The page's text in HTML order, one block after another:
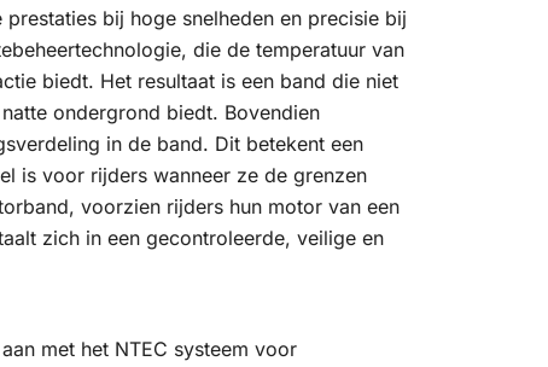
bij hoge snelheden en precisie bij
die de temperatuur van
biedt. Het resultaat is een band die niet
ondergrond biedt. Bovendien
in de band. Dit betekent een
is voor rijders wanneer ze de grenzen
voorzien rijders hun motor van een
zich in een gecontroleerde, veilige en
met het NTEC systeem voor